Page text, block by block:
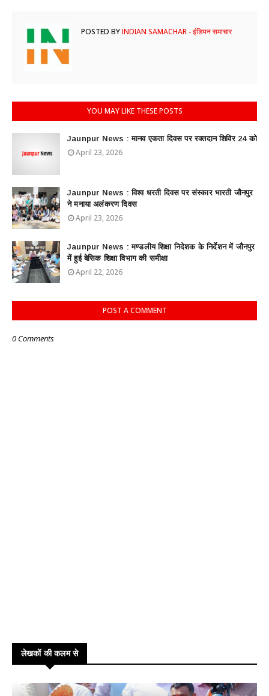
POSTED BYINDIAN SAMACHAR - इंडियन समाचार
YOU MAY LIKE THESE POSTS
Jaunpur News : ​मानव एकता दिवस पर रक्तदान शिविर 24 को
April 23, 2026
Jaunpur News : विश्व धरती दिवस पर संस्कार भारती जौनपुर
ने मनाया अलंकरण दिवस
April 23, 2026
Jaunpur News : ​मण्डलीय शिक्षा निदेशक के निर्देशन में जौनपुर
में हुई बेसिक शिक्षा विभाग की समीक्षा
April 22, 2026
POST A COMMENT
0 Comments
लेखकों की कलम से